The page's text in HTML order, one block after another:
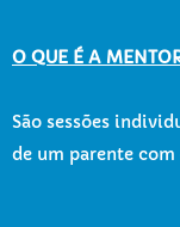
O QUE É A
São sessões
de um parente